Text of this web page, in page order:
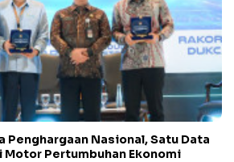
Penghargaan Nasional, Satu Data
Motor Pertumbuhan Ekonomi